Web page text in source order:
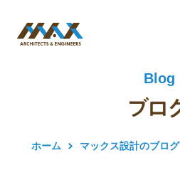
Blog
ホーム マックス設計のブログ